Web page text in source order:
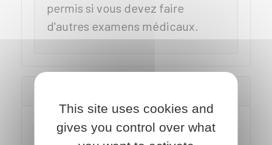
permis si vous devez faire
d'autres examens médicaux.
Si vous souhaitez conduire à la fin de
This site uses cookies and
gives you control over what